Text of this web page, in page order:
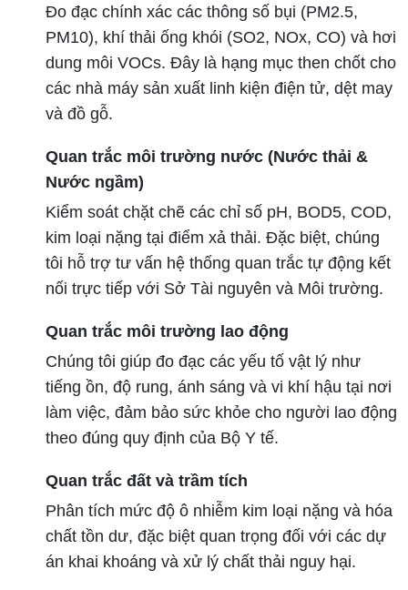
Đo đạc chính xác các thông số bụi (PM2.5,
PM10), khí thải ống khói (SO2, NOx, CO) và hơi
dung môi VOCs. Đây là hạng mục then chốt cho
các nhà máy sản xuất linh kiện điện tử, dệt may
và đồ gỗ.
Quan trắc môi trường nước (Nước thải &
Nước ngầm)
Kiểm soát chặt chẽ các chỉ số pH, BOD5, COD,
kim loại nặng tại điểm xả thải. Đặc biệt, chúng
tôi hỗ trợ tư vấn hệ thống quan trắc tự động kết
nối trực tiếp với Sở Tài nguyên và Môi trường.
Quan trắc môi trường lao động
Chúng tôi giúp đo đạc các yếu tố vật lý như
tiếng ồn, độ rung, ánh sáng và vi khí hậu tại nơi
làm việc, đảm bảo sức khỏe cho người lao động
theo đúng quy định của Bộ Y tế.
Quan trắc đất và trầm tích
Phân tích mức độ ô nhiễm kim loại nặng và hóa
chất tồn dư, đặc biệt quan trọng đối với các dự
án khai khoáng và xử lý chất thải nguy hại.